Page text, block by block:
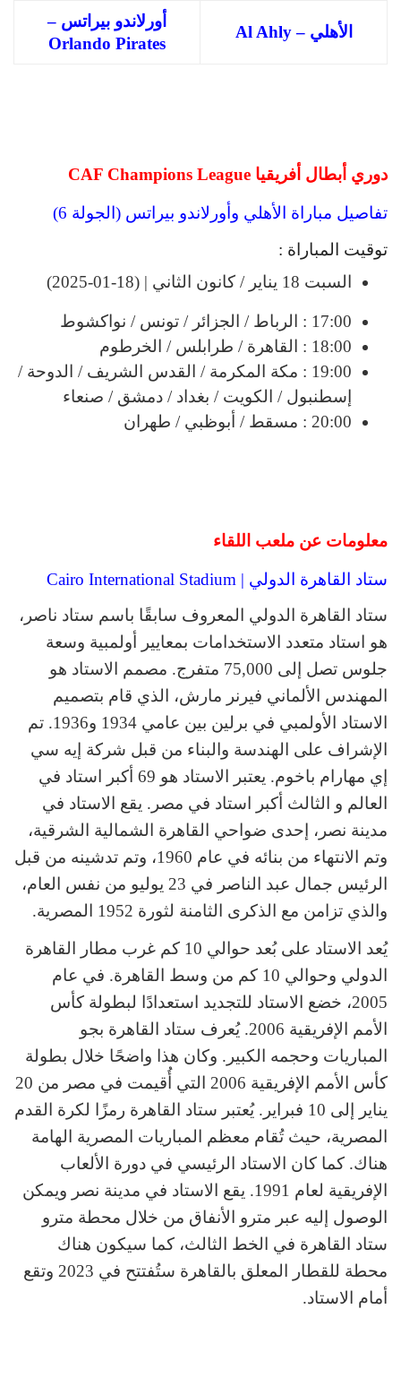
الأهلي – Al Ahly
أورلاندو بيراتس –
Orlando Pirates
دوري أبطال أفريقيا CAF Champions League
تفاصيل مباراة الأهلي وأورلاندو بيراتس (الجولة 6)
توقيت المباراة :
السبت 18 يناير / كانون الثاني | (18-01-2025)
17:00 : الرباط / الجزائر / تونس / نواكشوط
18:00 : القاهرة / طرابلس / الخرطوم
19:00 : مكة المكرمة / القدس الشريف / الدوحة /
إسطنبول / الكويت / بغداد / دمشق / صنعاء
20:00 : مسقط / أبوظبي / طهران
معلومات عن ملعب اللقاء
ستاد القاهرة الدولي | Cairo International Stadium
ستاد القاهرة الدولي المعروف سابقًا باسم ستاد ناصر،
هو استاد متعدد الاستخدامات بمعايير أولمبية وسعة
جلوس تصل إلى 75,000 متفرج. مصمم الاستاد هو
المهندس الألماني فيرنر مارش، الذي قام بتصميم
الاستاد الأولمبي في برلين بين عامي 1934 و1936. تم
الإشراف على الهندسة والبناء من قبل شركة إيه سي
إي مهارام باخوم. يعتبر الاستاد هو 69 أكبر استاد في
العالم و الثالث أكبر استاد في مصر. يقع الاستاد في
مدينة نصر، إحدى ضواحي القاهرة الشمالية الشرقية،
وتم الانتهاء من بنائه في عام 1960، وتم تدشينه من قبل
الرئيس جمال عبد الناصر في 23 يوليو من نفس العام،
والذي تزامن مع الذكرى الثامنة لثورة 1952 المصرية.
يُعد الاستاد على بُعد حوالي 10 كم غرب مطار القاهرة
الدولي وحوالي 10 كم من وسط القاهرة. في عام
2005، خضع الاستاد للتجديد استعدادًا لبطولة كأس
الأمم الإفريقية 2006. يُعرف ستاد القاهرة بجو
المباريات وحجمه الكبير. وكان هذا واضحًا خلال بطولة
كأس الأمم الإفريقية 2006 التي أُقيمت في مصر من 20
يناير إلى 10 فبراير. يُعتبر ستاد القاهرة رمزًا لكرة القدم
المصرية، حيث تُقام معظم المباريات المصرية الهامة
هناك. كما كان الاستاد الرئيسي في دورة الألعاب
الإفريقية لعام 1991. يقع الاستاد في مدينة نصر ويمكن
الوصول إليه عبر مترو الأنفاق من خلال محطة مترو
ستاد القاهرة في الخط الثالث، كما سيكون هناك
محطة للقطار المعلق بالقاهرة ستُفتتح في 2023 وتقع
أمام الاستاد.